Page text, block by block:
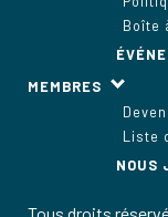
Boîte
MEMBRES
Liste
NOUS